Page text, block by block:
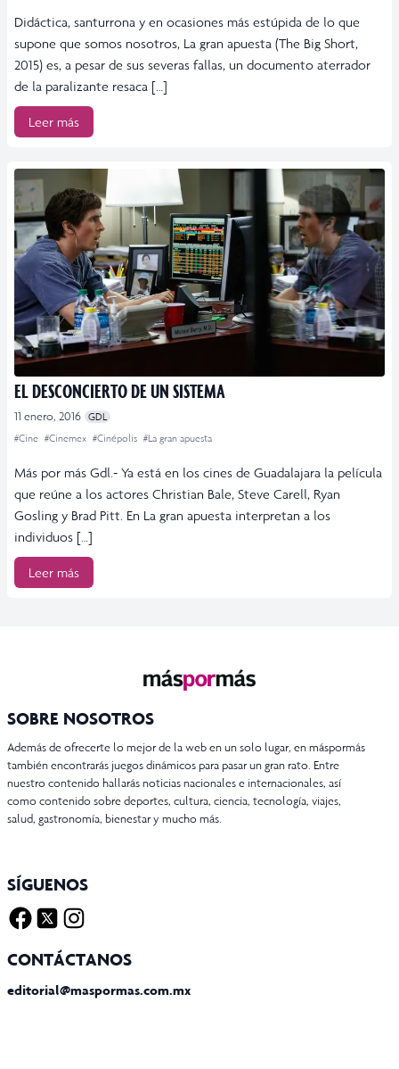
Didáctica, santurrona y en ocasiones más estúpida de lo que
supone que somos nosotros, La gran apuesta (The Big Short,
2015) es, a pesar de sus severas fallas, un documento aterrador
de la paralizante resaca […]
Leer más
EL DESCONCIERTO DE UN SISTEMA
11 enero, 2016 GDL
#Cine #Cinemex #Cinépolis #La gran apuesta
Más por más Gdl.- Ya está en los cines de Guadalajara la película
que reúne a los actores Christian Bale, Steve Carell, Ryan
Gosling y Brad Pitt. En La gran apuesta interpretan a los
individuos […]
Leer más
SOBRE NOSOTROS
Además de ofrecerte lo mejor de la web en un solo lugar, en máspormás
también encontrarás juegos dinámicos para pasar un gran rato. Entre
nuestro contenido hallarás noticias nacionales e internacionales, así
como contenido sobre deportes, cultura, ciencia, tecnología, viajes,
salud, gastronomía, bienestar y mucho más.
SÍGUENOS
CONTÁCTANOS
editorial@maspormas.com.mx